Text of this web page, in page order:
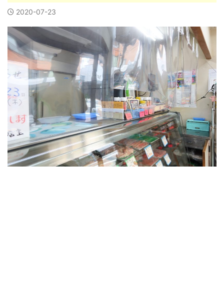
2020-07-23